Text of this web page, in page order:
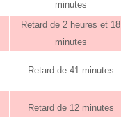
minutes
Retard de 2 heures et 18
minutes
Retard de 41 minutes
Retard de 12 minutes